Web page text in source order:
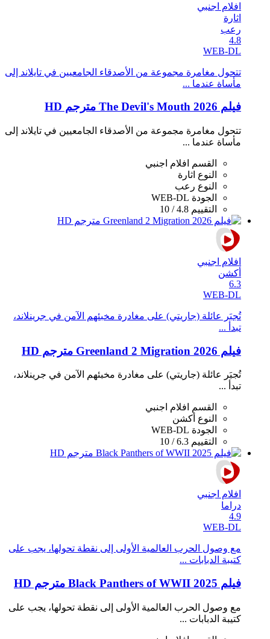
افلام اجنبي
اثارة
رعب
4.8
WEB-DL
تتحول مغامرة مجموعة من الأصدقاء الجامعيين في تايلاند إلى
مأساة عندما ...
فيلم The Devil's Mouth 2026 مترجم HD
تتحول مغامرة مجموعة من الأصدقاء الجامعيين في تايلاند إلى
مأساة عندما ...
القسم
افلام اجنبي
النوع اثارة
النوع رعب
الجودة WEB-DL
التقييم 4.8 / 10
افلام اجنبي
أكشن
6.3
WEB-DL
تُجبَر عائلة (جاريتي) على مغادرة مخبئهم الآمن في جرينلاند،
تبدأ ...
فيلم Greenland 2 Migration 2026 مترجم HD
تُجبَر عائلة (جاريتي) على مغادرة مخبئهم الآمن في جرينلاند،
تبدأ ...
القسم افلام اجنبي
النوع أكشن
الجودة WEB-DL
التقييم 6.3 / 10
افلام اجنبي
دراما
4.9
WEB-DL
مع وصول الحرب العالمية الأولى إلى نقطة تحولها، يجب على
كتيبة الدبابات ...
فيلم Black Panthers of WWII 2025 مترجم HD
مع وصول الحرب العالمية الأولى إلى نقطة تحولها، يجب على
كتيبة الدبابات ...